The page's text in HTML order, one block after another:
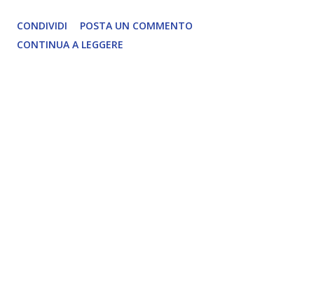
CONDIVIDI
POSTA UN COMMENTO
CONTINUA A LEGGERE